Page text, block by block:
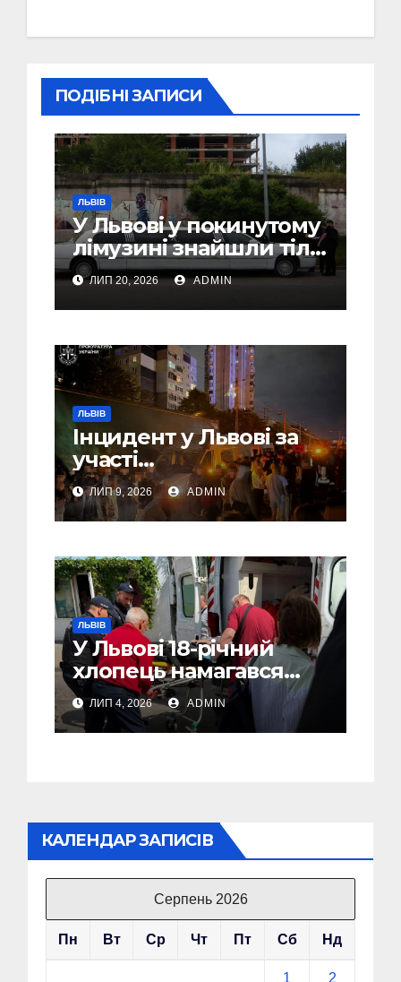
ПОДІБНІ ЗАПИСИ
ЛЬВІВ
У Львові у покинутому
лімузині знайшли тіло
46-річного чоловіка
ЛИП 20, 2026 ADMIN
ЛЬВІВ
Інцидент у Львові за
участі
військовослужбовців,
поліції та цивільних:
розпочато
Відео)
ЛИП 9, 2026 ADMIN
ЛЬВІВ
У Львові 18-річний
хлопець намагався
вчинити самогубство
ЛИП 4, 2026 ADMIN
КАЛЕНДАР ЗАПИСІВ
Серпень 2026
Пн Вт Ср Чт Пт Сб Нд
1 2